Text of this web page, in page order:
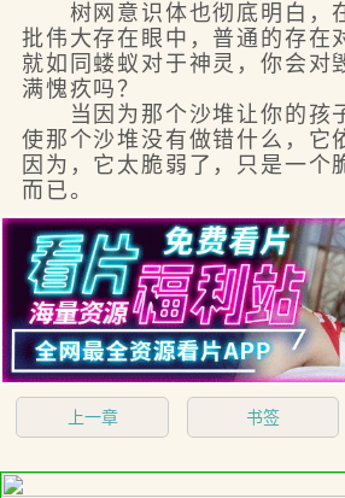
树网意识体也彻底明白，
批伟大存在眼中，普通的存在
就如同蝼蚁对于神灵，你会对
满愧疚吗？
当因为那个沙堆让你的孩
使那个沙堆没有做错什么，它
因为，它太脆弱了，只是一个
而已。
上一章 书签